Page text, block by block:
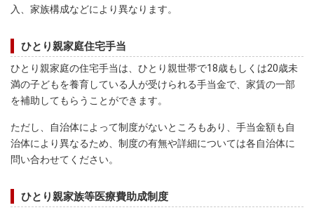
入、家族構成などにより異なります。
ひとり親家庭住宅手当
ひとり親家庭の住宅手当は、ひとり親世帯で18歳もしくは20歳未
満の子どもを養育している人が受けられる手当金で、家賃の一部
を補助してもらうことができます。
ただし、自治体によって制度がないところもあり、手当金額も自
治体により異なるため、制度の有無や詳細については各自治体に
問い合わせてください。
ひとり親家族等医療費助成制度